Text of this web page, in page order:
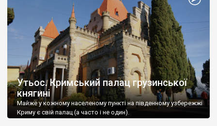
Утьос. Кримський палац грузинської
княгині
Майже у кожному населеному пункті на південному узбережжі
Криму є свій палац (а часто і не один).